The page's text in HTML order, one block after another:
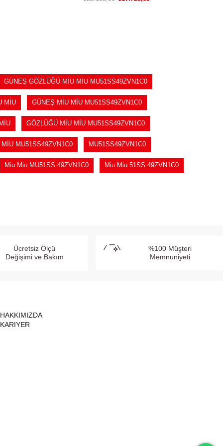
GÜNEŞ GÖZLÜĞÜ MİU MİU MU51SS49ZVN1C0
MİU GÜNEŞ MİU MİU MU51SS49ZVN1C0
GÖZLÜĞÜ MİU MİU MU51SS49ZVN1C0
MİU MU51SS49ZVN1C0 MU51SS49ZVN1C0
Miu Miu MU51SS 49ZVN1C0 Miu Miu 51SS 49ZVN1C0
Ücretsiz Ölçü
Değişimi ve Bakım
%100 Müşteri
Memnuniyeti
HAKKIMIZDA
KARIYER